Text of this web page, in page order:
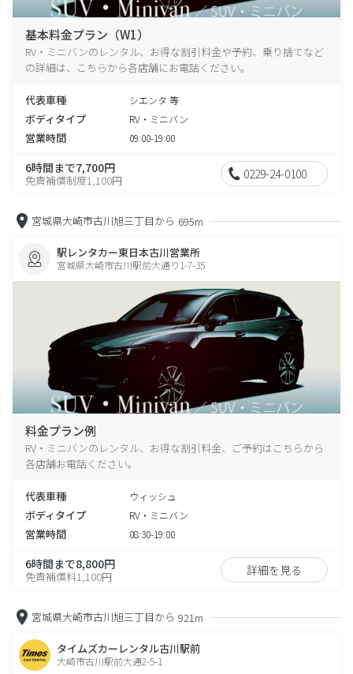
基本料金プラン（W1）
RV・ミニバンのレンタル、お得な割引料金や予約、乗り捨てなど
の詳細は、こちらから各店舗にお電話ください。
代表車種 シエンタ 等
ボディタイプ RV・ミニバン
営業時間 09:00-19:00
6時間まで7,700円
免責補償制度1,100円 0229-24-0100
宮城県大崎市古川旭三丁目から 695m
駅レンタカー東日本古川営業所
宮城県大崎市古川駅前大通り1-7-35
料金プラン例
RV・ミニバンのレンタル、お得な割引料金、ご予約はこちらから
各店舗お電話ください。
代表車種 ウィッシュ
ボディタイプ RV・ミニバン
営業時間 08:30-19:00
6時間まで8,800円
免責補償料1,100円 詳細を見る
宮城県大崎市古川旭三丁目から 921m
タイムズカーレンタル古川駅前
大崎市古川駅前大通2-5-1